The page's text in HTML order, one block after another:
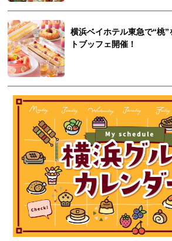
横浜ベイホテル東急で“桃
トブッフェ開催！